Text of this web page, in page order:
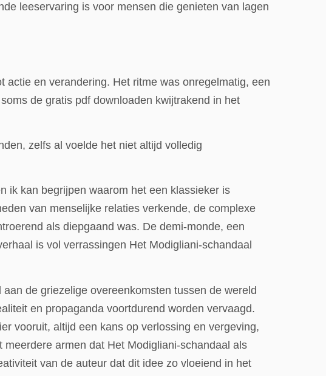
leeservaring is voor mensen die genieten van lagen
en verandering. Het ritme was onregelmatig, een
de gratis pdf downloaden kwijtrakend in het
zelfs al voelde het niet altijd volledig
ik kan begrijpen waarom het een klassieker is
van menselijke relaties verkende, de complexe
als diepgaand was. De demi-monde, een
is vol verrassingen Het Modigliani-schandaal
de griezelige overeenkomsten tussen de wereld
en propaganda voortdurend worden vervaagd.
vooruit, altijd een kans op verlossing en vergeving,
armen dat Het Modigliani-schandaal als
van de auteur dat dit idee zo vloeiend in het